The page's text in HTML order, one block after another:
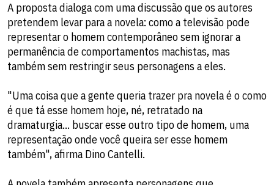
A proposta dialoga com uma discussão que os autores
pretendem levar para a novela: como a televisão pode
representar o homem contemporâneo sem ignorar a
permanência de comportamentos machistas, mas
também sem restringir seus personagens a eles.
"Uma coisa que a gente queria trazer pra novela é o como
é que tá esse homem hoje, né, retratado na
dramaturgia... buscar esse outro tipo de homem, uma
representação onde você queira ser esse homem
também", afirma Dino Cantelli.